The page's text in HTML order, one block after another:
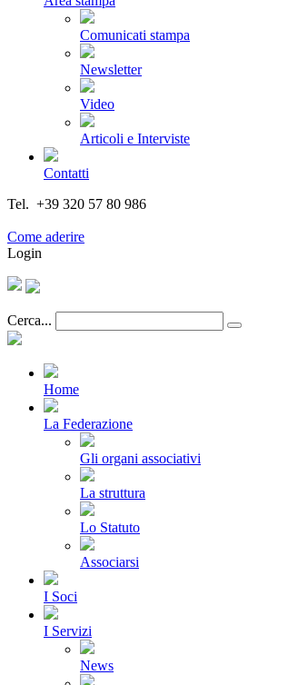
Comunicati stampa
Newsletter
Video
Articoli e Interviste
Contatti
Tel. +39 320 57 80 986
Come aderire
Login
Cerca...
Home
La Federazione
Gli organi associativi
La struttura
Lo Statuto
Associarsi
I Soci
I Servizi
News